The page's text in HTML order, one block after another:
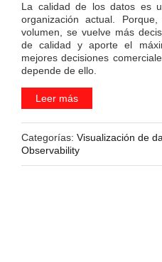
La calidad de los datos es
organización actual.
volumen, se vuelve más
de calidad y aporte el
mejores decisiones
depende de ello.
Leer más
Categorías: Visualización de
Observability